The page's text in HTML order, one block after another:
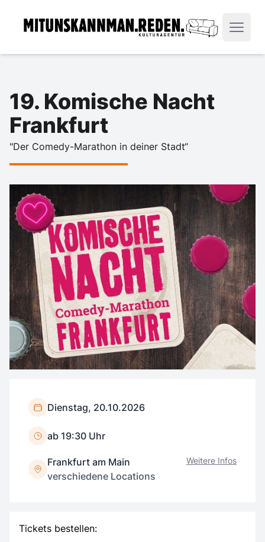
19. Komische Nacht
Frankfurt
"Der Comedy-Marathon in deiner Stadt“
Dienstag, 20.10.2026
ab 19:30 Uhr
Frankfurt am Main
verschiedene Locations
Weitere Infos
Tickets bestellen: